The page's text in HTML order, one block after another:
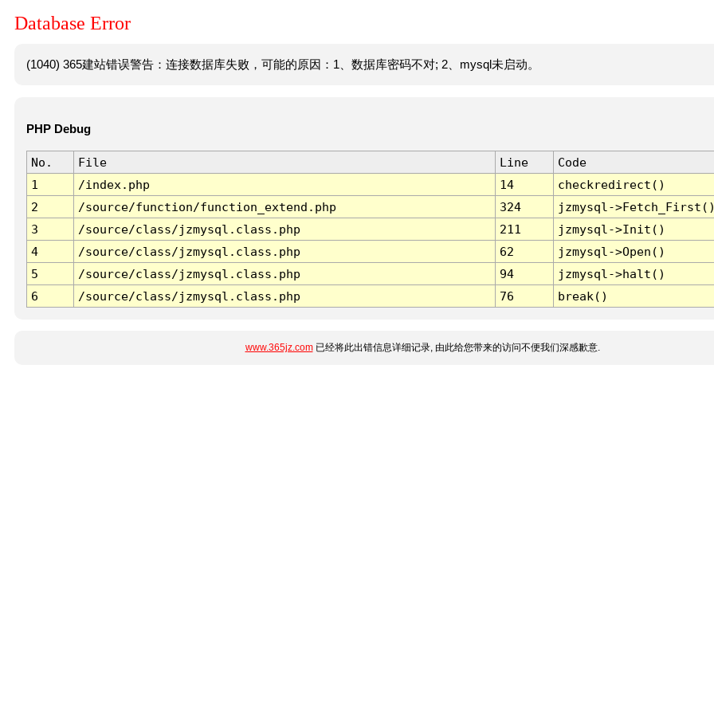
Database Error
(1040) 365建站错误警告：连接数据库失败，可能的原因：1、数据库密码不对; 2、mysql未启动。
PHP Debug
No. File Line
Code
1
/index.php 14
checkredirect()
2
/source/function/function_extend.php 324
jzmysql-
3
/source/class/jzmysql.class.php 211
jzmysql->Init()
4
/source/class/jzmysql.class.php 62
jzmysql->Open()
5
/source/class/jzmysql.class.php 94
jzmysql->halt()
6
/source/class/jzmysql.class.php 76 break()
www.365jz.com已经将此出错信息详细记录, 由此给您带来的访问不便我们深感歉意.